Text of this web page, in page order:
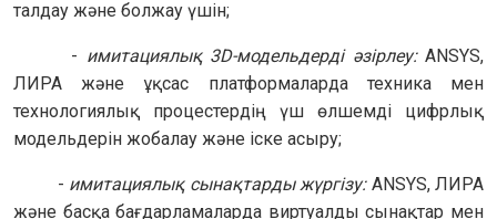
талдау және болжау үшін;
- имитациялық 3D-модельдерді әзірлеу:ANSYS,
ЛИРА және ұқсас платформаларда техника мен
технологиялық процестердің үш өлшемді цифрлық
модельдерін жобалау және іске асыру;
- имитациялық сынақтарды жүргізу: ANSYS, ЛИРА
және басқа бағдарламаларда виртуалды сынақтар мен